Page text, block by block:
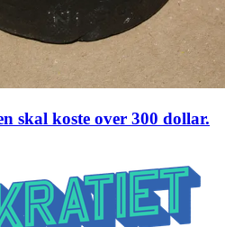
skal koste over 300 dollar.